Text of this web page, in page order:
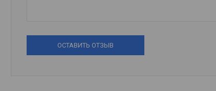
ОСТАВИТЬ ОТЗЫВ